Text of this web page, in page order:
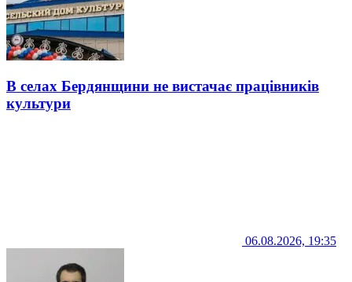
В селах Бердянщини не вистачає працівників
культури
06.08.2026, 19:35